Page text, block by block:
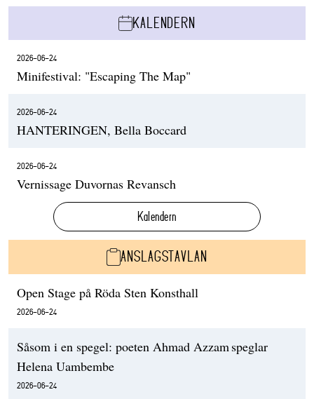
KALENDERN
2026-06-24
Minifestival: "Escaping The Map"
2026-06-24
HANTERINGEN, Bella Boccard
2026-06-24
Vernissage Duvornas Revansch
Kalendern
ANSLAGSTAVLAN
Open Stage på Röda Sten Konsthall
2026-06-24
Såsom i en spegel: poeten Ahmad Azzam speglar
Helena Uambembe
2026-06-24